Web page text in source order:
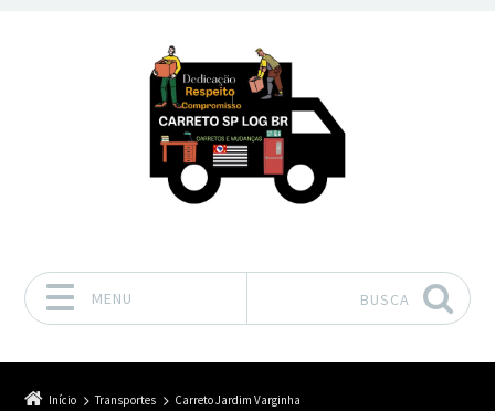
MENU BUSCA
Início Transportes Carreto Jardim Varginha